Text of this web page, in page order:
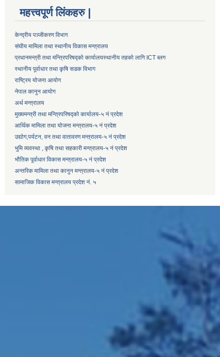
महत्त्वपूर्ण लिंकहरु |
केन्द्रीय पञ्जीकरण विभाग
संघीय मामिला तथा स्थानीय विकास मन्त्रालय
प्रधानमन्त्री तथा मन्त्रिपरिषद्को कार्यालयस्थानीय तहको लागि ICT ब्लग
स्थानीय पूर्वाधार तथा कृषि सडक विभाग
राष्ट्रिय योजना आयोग
नेपाल कानुन आयोग
अर्थ मन्त्रालय
मुख्यमन्त्री तथा मन्त्रिपरिषद्को कार्यालय-५ नं प्रदेश
आर्थिक मामिला तथा योजना मन्त्रालय-५ नं प्रदेश
उद्याेग,पर्यटन, वन तथा वातावरण मन्त्रालय-५ नं प्रदेश
भुमि व्यवस्था , कृषि तथा सहकारी मन्त्रालय-५ नं प्रदेश
भौतिक पूर्वाधार विकास मन्त्रालय-५ नं प्रदेश
अन्तरिक मामिला तथा कानुन मन्त्रालय-५ नं प्रदेश
सामाजिक विकास मन्त्रालय प्रदेश नं. ५